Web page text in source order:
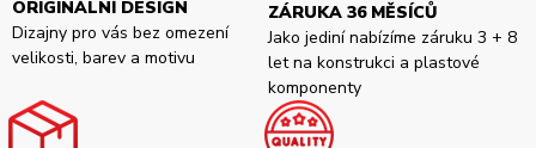
ORIGINÁLNÍ DESIGN
Dizajny pro vás bez omezení
velikosti, barev a motivu
ZÁRUKA 36 MĚSÍCŮ
Jako jediní nabízíme záruku 3 + 8
let na konstrukci a plastové
komponenty